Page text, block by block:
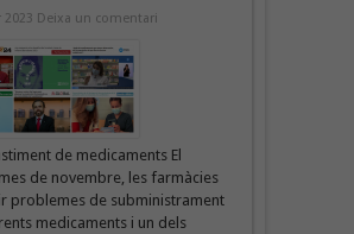
2023 Deixa un comentari
de medicaments El
de novembre, les farmàcies
problemes de subministrament
medicaments i un dels